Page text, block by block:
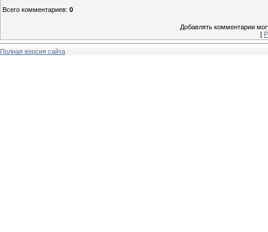
Всего комментариев: 0
Добавлять комментарии
[
Полная версия сайта